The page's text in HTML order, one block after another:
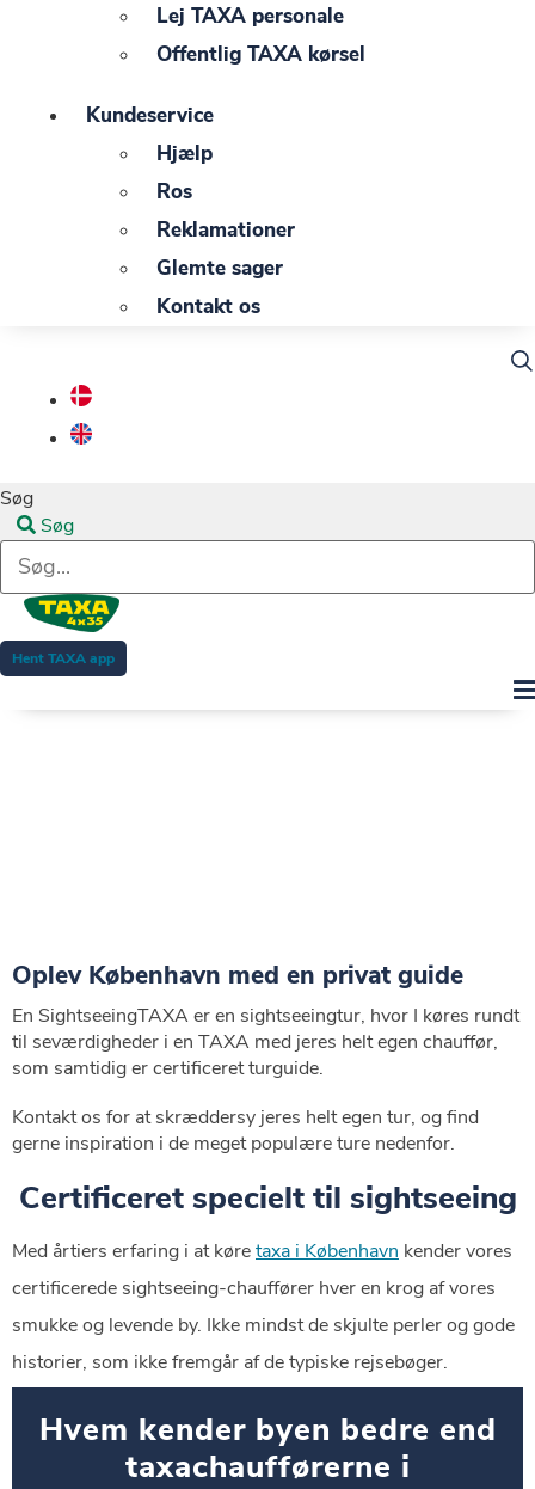
Lej TAXA personale
Offentlig TAXA kørsel
Kundeservice
Hjælp
Ros
Reklamationer
Glemte sager
Kontakt os
Søg
Søg
Hent TAXA app
Oplev København med en privat guide
En SightseeingTAXA er en sightseeingtur, hvor I køres rundt
til seværdigheder i en TAXA med jeres helt egen chauffør,
som samtidig er certificeret turguide.
Kontakt os for at skræddersy jeres helt egen tur, og find
gerne inspiration i de meget populære ture nedenfor.
Certificeret specielt til sightseeing
Med årtiers erfaring i at køretaxa i København kender vores
certificerede sightseeing-chauffører hver en krog af vores
smukke og levende by. Ikke mindst de skjulte perler og gode
historier, som ikke fremgår af de typiske rejsebøger.
Hvem kender byen bedre end
taxachaufførerne i